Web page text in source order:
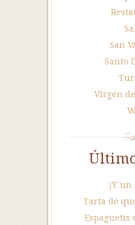
San
Santo
Virgen
¡Y
Tarta de
Espaguetis